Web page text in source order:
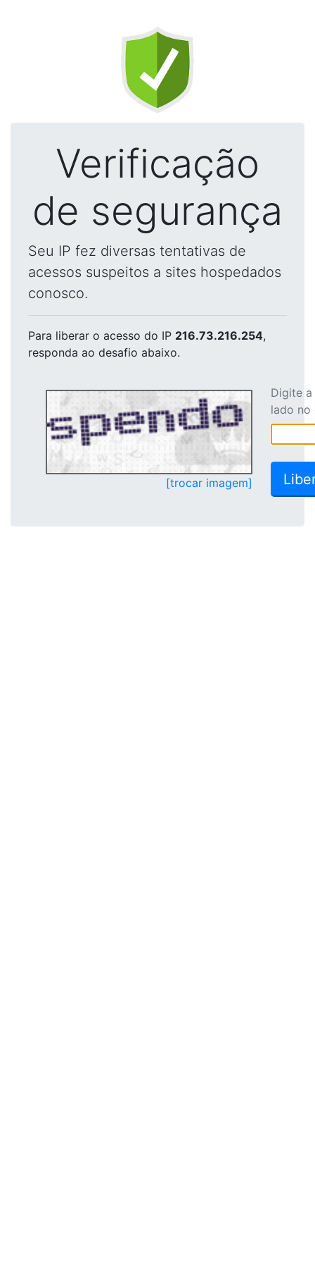
Verificação
de segurança
Seu IP fez diversas tentativas de
acessos suspeitos a sites hospedados
conosco.
Para liberar o acesso do IP 216.73.216.254,
responda ao desafio abaixo.
[trocar imagem]
Digite
lado no